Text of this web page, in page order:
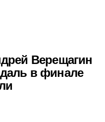
Верещагин
в финале